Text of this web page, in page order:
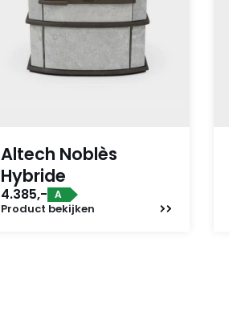
Altech Noblès
Hybride
4.385,- A
Product bekijken